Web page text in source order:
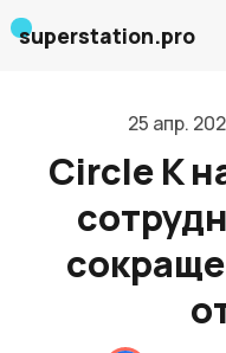
superstation.pro
25 апр.
Circle K